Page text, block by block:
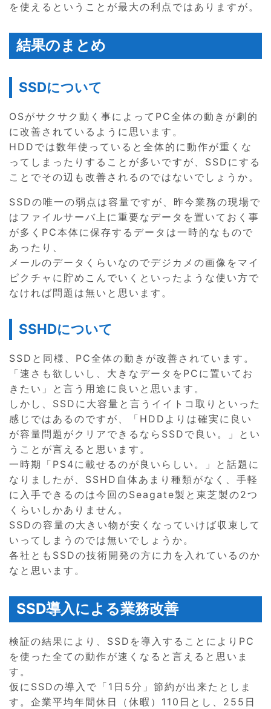
を使えるということが最大の利点ではありますが。
結果のまとめ
SSDについて
OSがサクサク動く事によってPC全体の動きが劇的
に改善されているように思います。
HDDでは数年使っていると全体的に動作が重くな
ってしまったりすることが多いですが、SSDにする
ことでその辺も改善されるのではないでしょうか。
SSDの唯一の弱点は容量ですが、昨今業務の現場で
はファイルサーバ上に重要なデータを置いておく事
が多くPC本体に保存するデータは一時的なもので
あったり、
メールのデータくらいなのでデジカメの画像をマイ
ピクチャに貯めこんでいくといったような使い方で
なければ問題は無いと思います。
SSHDについて
SSDと同様、PC全体の動きが改善されています。
「速さも欲しいし、大きなデータをPCに置いてお
きたい」と言う用途に良いと思います。
しかし、SSDに大容量と言うイイトコ取りといった
感じではあるのですが、「HDDよりは確実に良い
が容量問題がクリアできるならSSDで良い。」とい
うことが言えると思います。
一時期「PS4に載せるのが良いらしい。」と話題に
なりましたが、SSHD自体あまり種類がなく、手軽
に入手できるのは今回のSeagate製と東芝製の2つ
くらいしかありません。
SSDの容量の大きい物が安くなっていけば収束して
いってしまうのでは無いでしょうか。
各社ともSSDの技術開発の方に力を入れているのか
なと思います。
SSD導入による業務改善
検証の結果により、SSDを導入することによりPC
を使った全ての動作が速くなると言えると思いま
す。
仮にSSDの導入で「1日5分」節約が出来たとしま
す。企業平均年間休日（休暇）110日とし、255日